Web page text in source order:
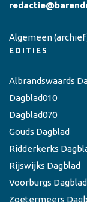
Algemeen
EDITIES
Albrandswaards
Dagblad010
Dagblad070
Gouds Dagblad
Ridderkerks
Rijswijks Dagblad
Voorburgs Dagblad
Zoetermeers